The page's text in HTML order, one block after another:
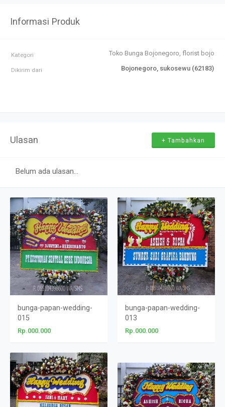
Informasi Produk
Kategori Toko Bunga Bojonegoro, florist
Dikirim dari Bojonegoro, sukosewu (62183)
+ Tambahkan
Ulasan
Belum ada ulasan...
bunga-papan-wedding-
015
Rp.000.000
bunga-papan-wedding-
013
Rp.000.000